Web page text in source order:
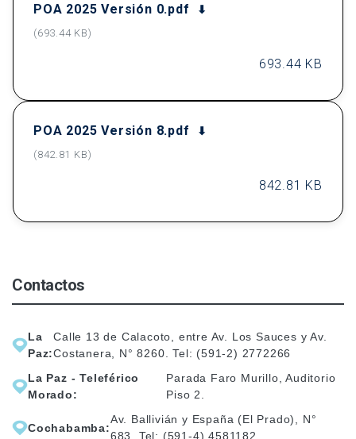
POA 2025 Versión 0.pdf
(693.44 KB)
693.44 KB
POA 2025 Versión 8.pdf
(842.81 KB)
842.81 KB
Contactos
La
Paz:
Calle 13 de Calacoto, entre Av. Los Sauces y Av.
Costanera, N° 8260. Tel: (591-2) 2772266
La Paz - Teleférico
Morado:
Parada Faro Murillo, Auditorio
Piso 2.
Cochabamba:
Av. Ballivián y España (El Prado), N°
683. Tel: (591-4) 4581182